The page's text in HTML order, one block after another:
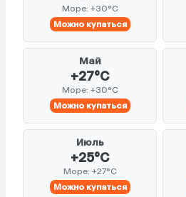
Море: +30°C
Можно купаться
Май
+27°C
Море: +30°C
Можно купаться
Июль
+25°C
Море: +27°C
Можно купаться